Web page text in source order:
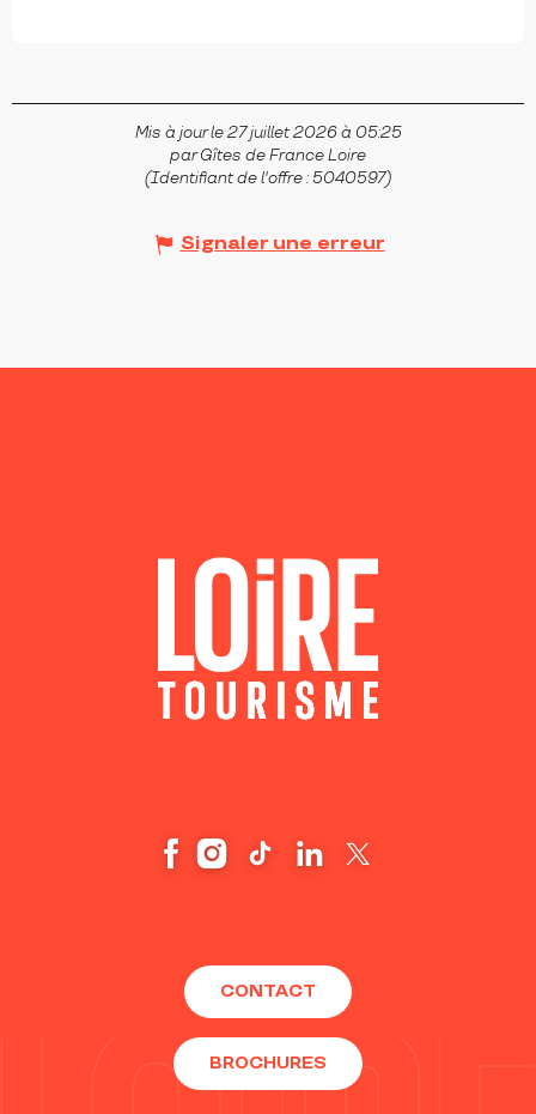
Mis à jour le 27 juillet 2026 à 05:25
par Gîtes de France Loire
(Identifiant de l'offre : 5040597)
Signaler une erreur
CONTACT
BROCHURES